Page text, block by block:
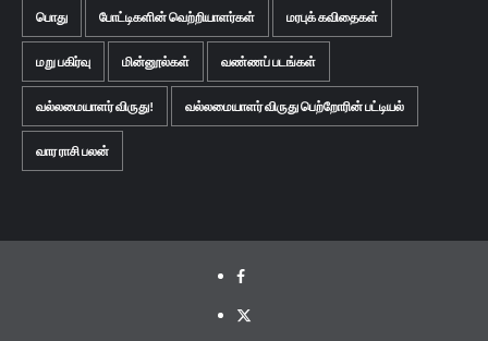
பொது போட்டிகளின் வெற்றியாளர்கள் மரபுக் கவிதைகள்
மறு பகிர்வு மின்னூல்கள் வண்ணப் படங்கள்
வல்லமையாளர் விருது! வல்லமையாளர் விருது பெற்றோரின் பட்டியல்
வார ராசி பலன்
Facebook
Twitter